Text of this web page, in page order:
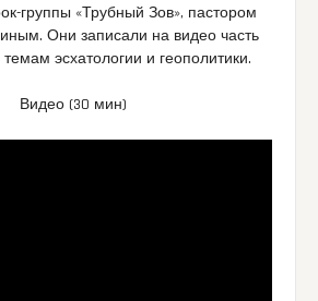
группы «Трубный Зов», пастором
Они записали на видео часть
эсхатологии и геополитики.
Видео (30 мин)